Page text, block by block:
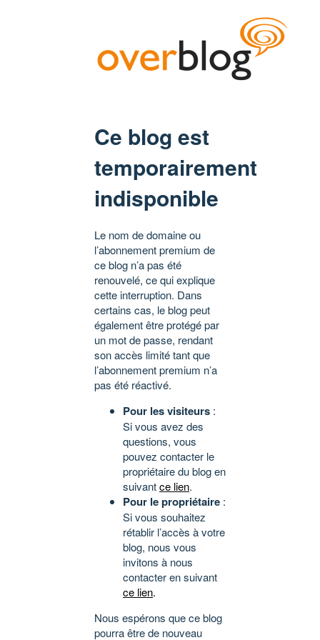
Ce blog est
temporairement
indisponible
Le nom de domaine ou
l’abonnement premium de
ce blog n’a pas été
renouvelé, ce qui explique
cette interruption. Dans
certains cas, le blog peut
également être protégé par
un mot de passe, rendant
son accès limité tant que
l’abonnement premium n’a
pas été réactivé.
Pour les visiteurs :
Si vous avez des
questions, vous
pouvez contacter le
propriétaire du blog en
suivantce lien.
Pour le propriétaire :
Si vous souhaitez
rétablir l’accès à votre
blog, nous vous
invitons à nous
contacter en suivant
ce lien.
Nous espérons que ce blog
pourra être de nouveau